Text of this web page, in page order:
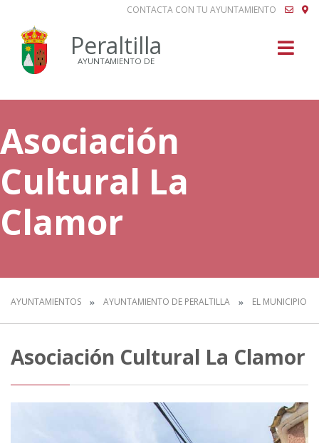
CONTACTA CON TU AYUNTAMIENTO
Peraltilla
AYUNTAMIENTO DE
Asociación
Cultural La
Clamor
AYUNTAMIENTOS AYUNTAMIENTO DE PERALTILLA EL MUNICIPIO
Asociación Cultural La Clamor